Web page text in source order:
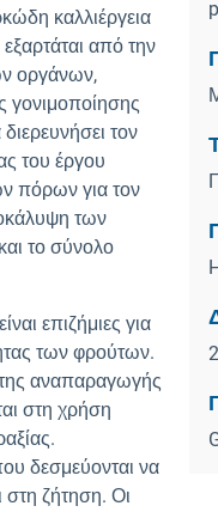
καλλιέργεια
από την
οργάνων,
γονιμοποίησης
τον
του έργου
πόρων για τον
των
το σύνολο
επιζήμιες για
των φρούτων.
αναπαραγωγής
στη χρήση
δεσμεύονται να
στη ζήτηση. Οι